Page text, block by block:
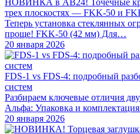
НОВИНКА в АВ24! Точечные
трех плоскостях — FKK-50 и
Теперь установка стеклянных
проще! FKK-50 (42 мм) Для…
20 января 2026
FDS-1 vs FDS-4: подробный
систем
Разбираем ключевые отличия
Альфа: Упаковка и
20 января 2026